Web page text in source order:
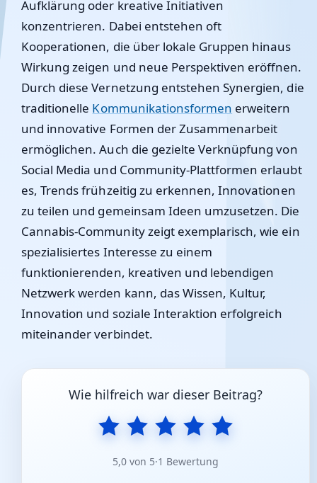
Aufklärung oder kreative Initiativen
konzentrieren. Dabei entstehen oft
Kooperationen, die über lokale Gruppen hinaus
Wirkung zeigen und neue Perspektiven eröffnen.
Durch diese Vernetzung entstehen Synergien, die
traditionelle Kommunikationsformen erweitern
und innovative Formen der Zusammenarbeit
ermöglichen. Auch die gezielte Verknüpfung von
Social Media und Community-Plattformen erlaubt
es, Trends frühzeitig zu erkennen, Innovationen
zu teilen und gemeinsam Ideen umzusetzen. Die
Cannabis-Community zeigt exemplarisch, wie ein
spezialisiertes Interesse zu einem
funktionierenden, kreativen und lebendigen
Netzwerk werden kann, das Wissen, Kultur,
Innovation und soziale Interaktion erfolgreich
miteinander verbindet.
Wie hilfreich war dieser Beitrag?
5,0 von 5·1 Bewertung